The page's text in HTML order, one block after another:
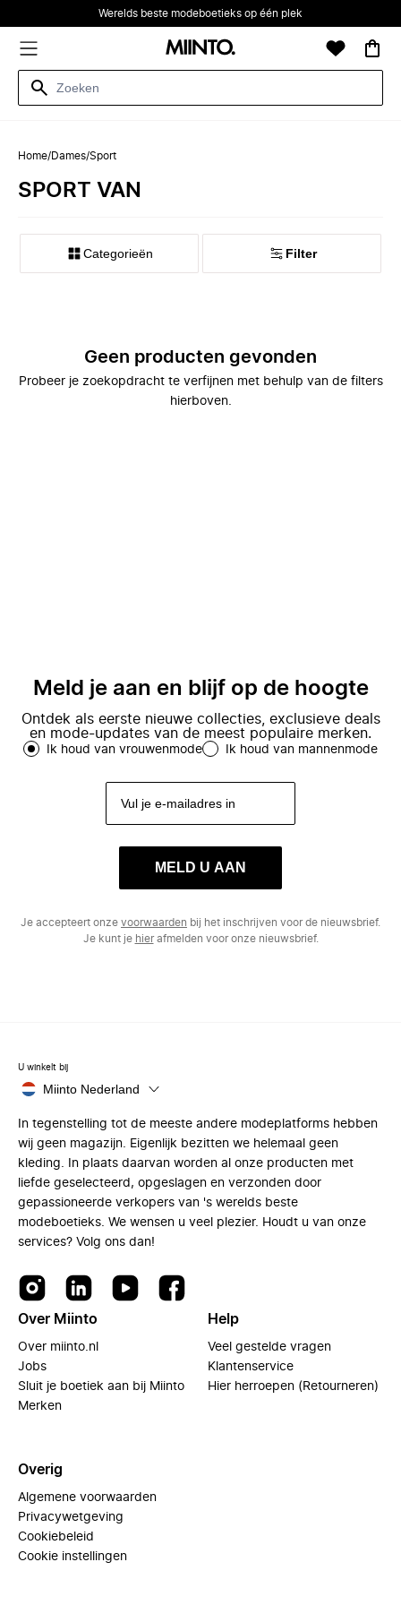
Werelds beste modeboetieks op één plek
Home/Dames/Sport
SPORT VAN
Categorieën Filter
Geen producten gevonden
Probeer je zoekopdracht te verfijnen met behulp van de filters
hierboven.
Meld je aan en blijf op de hoogte
Ontdek als eerste nieuwe collecties, exclusieve deals
en mode-updates van de meest populaire merken.
Ik houd van vrouwenmode Ik houd van mannenmode
MELD U AAN
Je accepteert onze voorwaarden bij het inschrijven voor de nieuwsbrief.
Je kunt je hierafmelden voor onze nieuwsbrief.
U winkelt bij
Miinto Nederland
In tegenstelling tot de meeste andere modeplatforms hebben
wij geen magazijn. Eigenlijk bezitten we helemaal geen
kleding. In plaats daarvan worden al onze producten met
liefde geselecteerd, opgeslagen en verzonden door
gepassioneerde verkopers van 's werelds beste
modeboetieks. We wensen u veel plezier. Houdt u van onze
services? Volg ons dan!
Over Miinto
Over miinto.nl
Jobs
Sluit je boetiek aan bij Miinto
Merken
Help
Veel gestelde vragen
Klantenservice
Hier herroepen (Retourneren)
Overig
Algemene voorwaarden
Privacywetgeving
Cookiebeleid
Cookie instellingen